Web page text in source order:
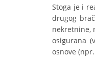
Stoga je i
drugog
nekretnine,
osigurana
osnove